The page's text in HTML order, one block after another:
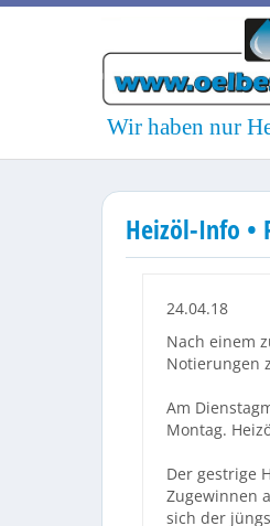
Wir haben nur
Heizöl-Info •
24.04.18
Nach einem
Notierungen
Am
Montag.
Der gestrige
Zugewinnen
sich der